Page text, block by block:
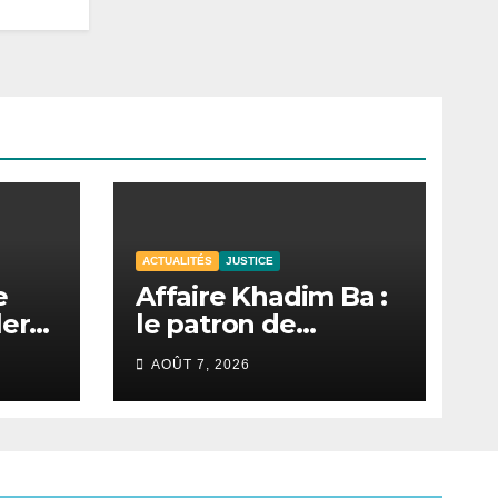
ACTUALITÉS JUSTICE
Affaire Khadim Ba :
le patron de
Locafrique retrouve
la liberté.
AOÛT 7, 2026